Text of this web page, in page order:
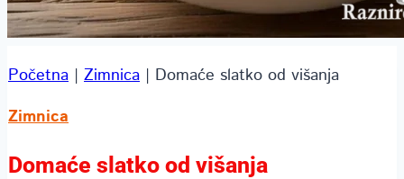
Početna | Zimnica | Domaće slatko od višanja
Zimnica
Domaće slatko od višanja